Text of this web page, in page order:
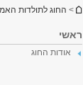
הינך נמצא כאן
> החוג לתולדות
ראשי
אודות החוג